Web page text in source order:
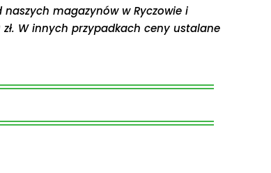
magazynów w Ryczowie i
W innych przypadkach ceny ustalane